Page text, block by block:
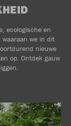
ecologische en
we in dit
nieuwe
op. Ontdek gauw